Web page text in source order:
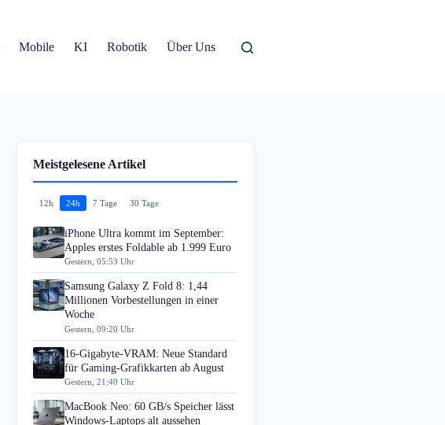
Mobile KI Robotik Über Uns
Meistgelesene Artikel
12h 24h 7 Tage 30 Tage
iPhone Ultra kommt im September:
Apples erstes Foldable ab 1.999 Euro
Gestern, 05:53 Uhr
Samsung Galaxy Z Fold 8: 1,44
Millionen Vorbestellungen in einer
Woche
Gestern, 09:20 Uhr
16-Gigabyte-VRAM: Neue Standard
für Gaming-Grafikkarten ab August
Gestern, 21:40 Uhr
MacBook Neo: 60 GB/s Speicher lässt
Windows-Laptops alt aussehen